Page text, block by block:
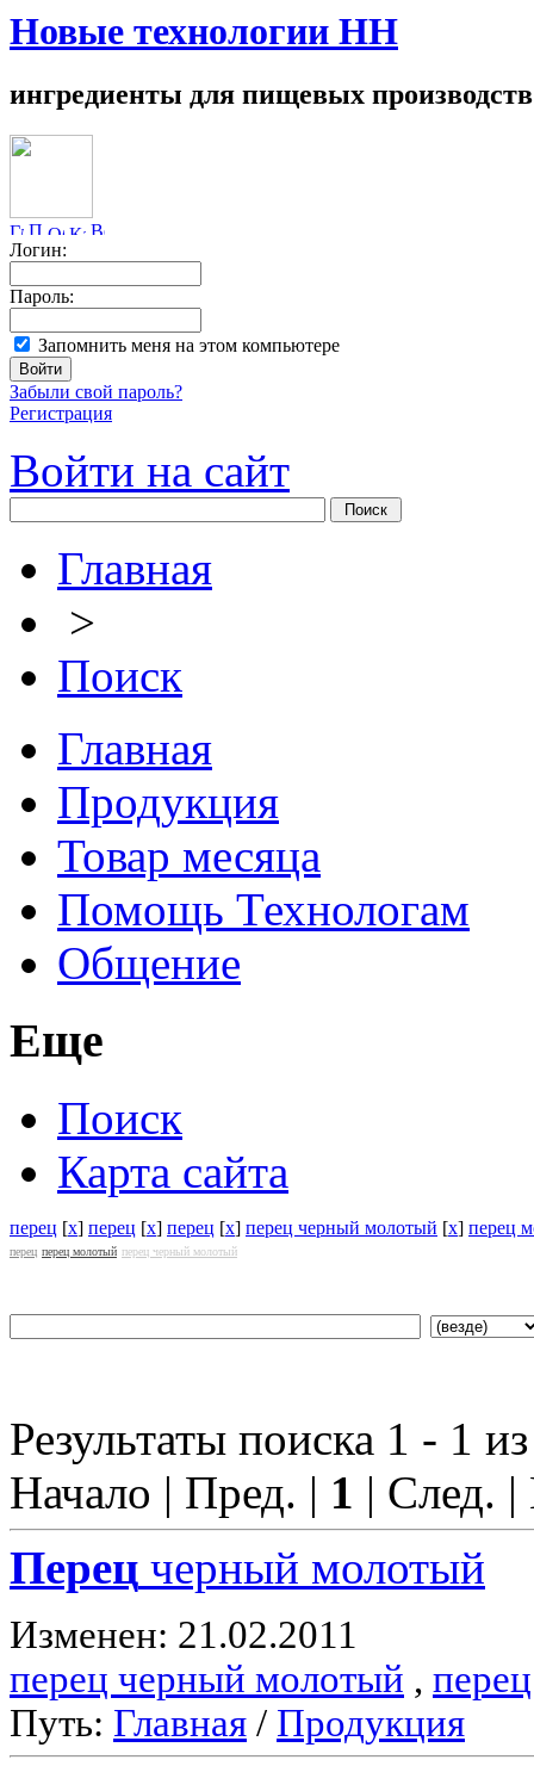
Новые технологии НН
ингредиенты для пищевых производств
Логин:
Пароль:
Запомнить меня на этом компьютере
Забыли свой пароль?
Регистрация
Войти на сайт
Главная
>
Поиск
Главная
Продукция
Товар месяца
Помощь Технологам
Общение
Еще
Поиск
Карта сайта
перец [x] перец [x] перец [x] перец черный молотый [x] перец
перец перец молотый перец черный молотый
Результаты поиска 1 - 1
Начало | Пред. | 1 | След.
Перец черный молотый
Изменен: 21.02.2011
перец черный молотый , перец
Путь: Главная / Продукция